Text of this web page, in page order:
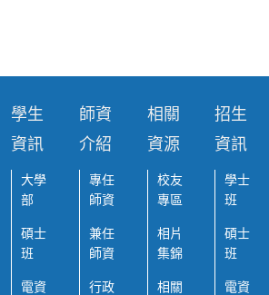
學生
資訊
大學
部
碩士
班
電資
師資
介紹
專任
師資
兼任
師資
行政
相關
資源
校友
專區
相片
集錦
相關
招生
資訊
學士
班
碩士
班
電資